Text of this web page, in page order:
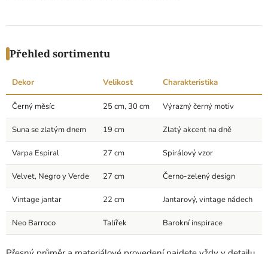
Přehled sortimentu
Dekor Velikost Charakteristika
Černý měsíc 25 cm, 30 cm Výrazný černý motiv
Suna se zlatým dnem 19 cm Zlatý akcent na dně
Varpa Espiral 27 cm Spirálový vzor
Velvet, Negro y Verde 27 cm Černo-zelený design
Vintage jantar 22 cm Jantarový, vintage nádech
Neo Barroco Talířek Barokní inspirace